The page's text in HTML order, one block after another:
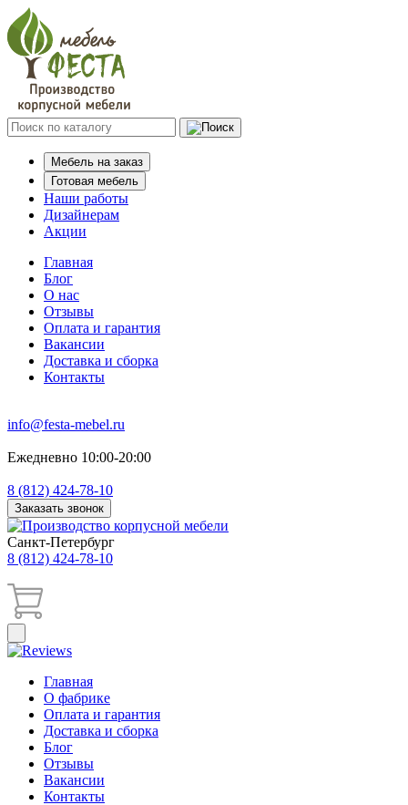
Мебель на заказ
Готовая мебель
Наши работы
Дизайнерам
Акции
Главная
Блог
О нас
Отзывы
Оплата и гарантия
Вакансии
Доставка и сборка
Контакты
info@festa-mebel.ru
Ежедневно 10:00-20:00
8 (812) 424-78-10
Заказать звонок
Санкт-Петербург
8 (812) 424-78-10
Главная
О фабрике
Оплата и гарантия
Доставка и сборка
Блог
Отзывы
Вакансии
Контакты